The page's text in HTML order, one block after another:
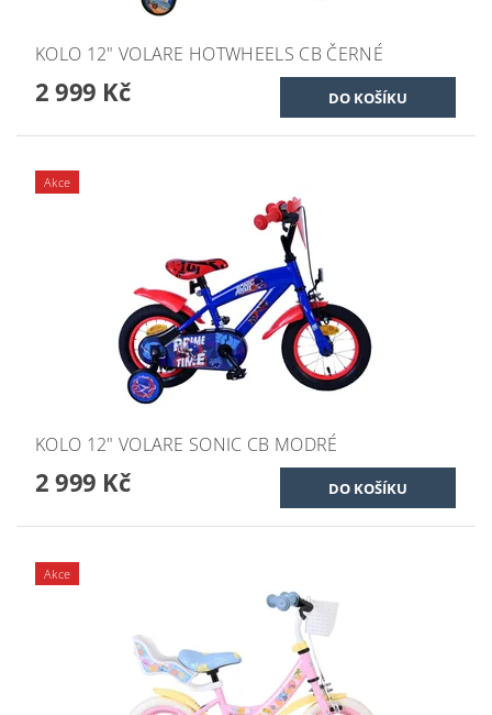
KOLO 12" VOLARE HOTWHEELS CB ČERNÉ
2 999 Kč
Akce
KOLO 12" VOLARE SONIC CB MODRÉ
2 999 Kč
Akce